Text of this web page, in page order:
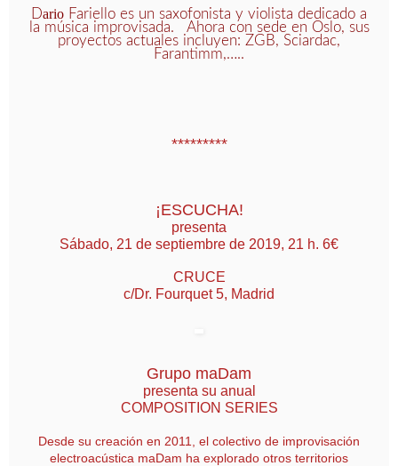
Dario Fariello es un saxofonista y violista dedicado a
la música improvisada. Ahora con sede en Oslo, sus
proyectos actuales incluyen: ZGB, Sciardac,
Farantimm,…..
*********
¡ESCUCHA!
presenta
Sábado, 21 de septiembre de 2019, 21 h. 6€
CRUCE
c/Dr. Fourquet 5, Madrid
Grupo maDam
presenta su anual
COMPOSITION SERIES
Desde su creación en 2011, el colectivo de improvisación
electroacústica maDam ha explorado otros territorios